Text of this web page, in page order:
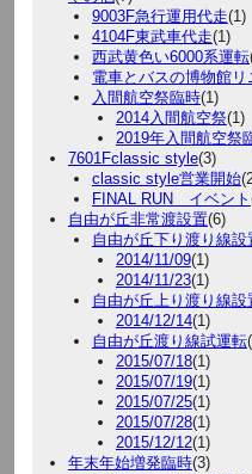
9003F急行運用代走(1)
4104F東武車代走(1)
西武黄色い6000系運転
電車とバスの博物館
入間航空祭臨時(1)
2014入間航空祭(1)
2019年入間航空祭
7601Fclassic style(3)
classic style営業開始
FINAL RUN イベント
自由が丘非常渡設置(6)
自由が丘下り渡り線設
2014/11/09(1)
2014/11/23(1)
自由が丘上り渡り線設
2014/12/14(1)
自由が丘渡り線試運転
2015/07/18(1)
2015/07/19(1)
2015/07/25(1)
2015/07/28(1)
2015/12/12(1)
年末年始増発臨時(3)